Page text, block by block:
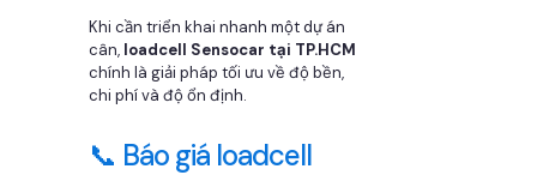
Khi cần triển khai nhanh một dự án
cân, loadcell Sensocar tại TP.HCM
chính là giải pháp tối ưu về độ bền,
chi phí và độ ổn định.
📞 Báo giá loadcell